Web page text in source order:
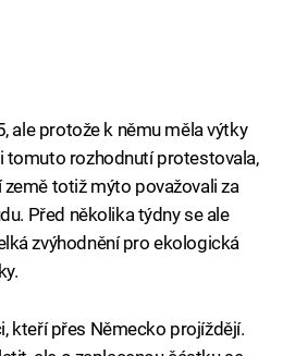
ale protože k němu měla výtky
tomuto rozhodnutí protestovala,
totiž mýto považovali za
Před několika týdny se ale
zvýhodnění pro ekologická
kteří přes Německo projíždějí.